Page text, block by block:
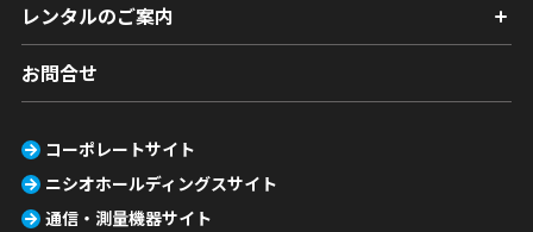
レンタルのご案内
お問合せ
コーポレートサイト
ニシオホールディングスサイト
通信・測量機器サイト